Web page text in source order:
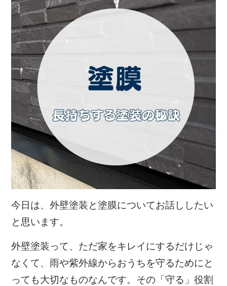
今日は、外壁塗装と塗膜についてお話ししたい
と思います。
外壁塗装って、ただ家をキレイにするだけじゃ
なくて、雨や紫外線からおうちを守るためにと
っても大切なものなんです。その「守る」役割